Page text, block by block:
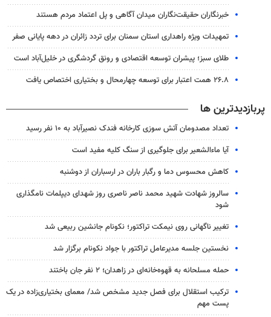
خبرنگاران حقیقت‌نگاران میدان آگاهی و پل اعتماد مردم هستند
تمهیدات ویژه راهداری استان سمنان برای تردد زائران در دهه پایانی صفر
طلای سبز؛ پیشران توسعه اقتصادی و رونق گردشگری در خلیل‌آباد است
۲۶.۸ همت اعتبار برای توسعه چهارمحال و بختیاری اختصاص یافت
پربازدیدترین ها
تعداد مصدومان آتش سوزی کارخانه فندک نصیرآباد به ۱۰ نفر رسید
آیا ماءالشعیر برای جلوگیری از سنگ کلیه مفید است
کاهش محسوس دما و رگبار باران در ارسباران از دوشنبه
سالروز شهادت شهید محمد ناصر ناصری روز شهدای دیپلمات نامگذاری
شود
تغییر ناگهانی روی نیمکت تراکتور؛ نکونام جانشین ربیعی شد
نخستین جلسه مدیرعامل تراکتور با جواد نکونام برگزار شد
حمله مسلحانه به قهوه‌خانه‌ای در زاهدان؛ ۲ نفر جان باختند
ترکیب استقلال برای فصل جدید مشخص شد/ معمای بختیاری‌زاده در یک
پست مهم